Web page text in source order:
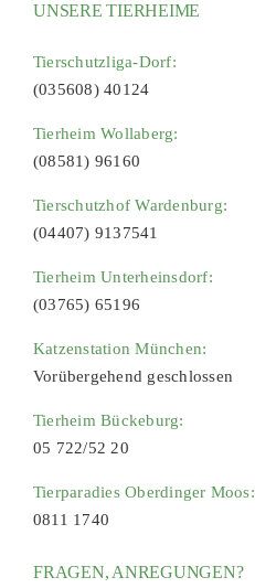
UNSERE TIERHEIME
Tierschutzliga-Dorf:
(035608) 40124
Tierheim Wollaberg:
(08581) 96160
Tierschutzhof Wardenburg:
(04407) 9137541
Tierheim Unterheinsdorf:
(03765) 65196
Katzenstation München:
Vorübergehend geschlossen
Tierheim Bückeburg:
05 722/52 20
Tierparadies Oberdinger Moos:
0811 1740
FRAGEN, ANREGUNGEN?